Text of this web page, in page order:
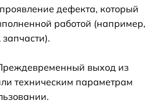
дефекта, который
работой (например,
выход из
техническим параметрам